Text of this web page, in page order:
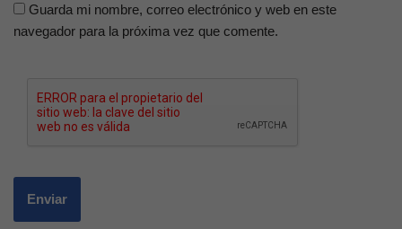
Guarda mi nombre, correo electrónico y web en este
navegador para la próxima vez que comente.